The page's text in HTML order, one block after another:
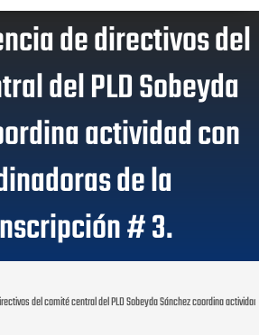
de directivos del
del PLD Sobeyda
actividad con
de la
# 3.
del comité central del PLD Sobeyda Sánchez coordina